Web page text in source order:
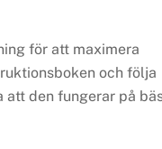
för att maximera
och följa
den fungerar på